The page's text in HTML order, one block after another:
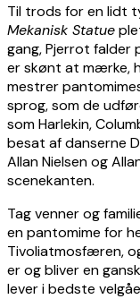
Til trods for en lidt
Mekanisk Statue
gang, Pjerrot falder
er skønt at mærke,
mestrer
sprog, som de
som Harlekin,
besat af danserne
Allan Nielsen og
scenekanten.
Tag venner og
en pantomime for
Tivoliatmosfæren,
er og bliver en
lever i bedste